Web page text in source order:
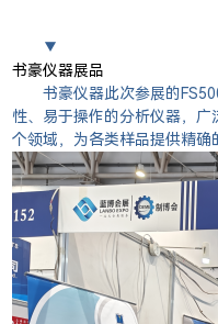
▼
书豪仪器展品
书豪仪器此次参展的
性、易于操作的分析仪器，
个领域，为各类样品提供精确